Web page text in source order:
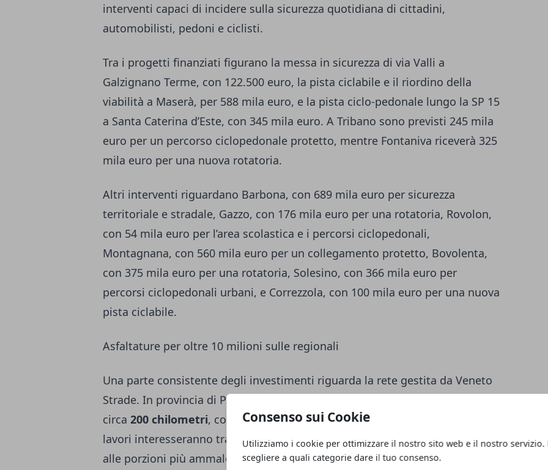
Consenso sui Cookie
Utilizziamo i cookie per ottimizzare il nostro sito web e il nostro servizio.
scegliere a quali categorie dare il tuo consenso.
interventi capaci di incidere sulla sicurezza quotidiana di cittadini,
automobilisti, pedoni e ciclisti.
Tra i progetti finanziati figurano la messa in sicurezza di via Valli a
Galzignano Terme, con 122.500 euro, la pista ciclabile e il riordino della
viabilità a Maserà, per 588 mila euro, e la pista ciclo-pedonale lungo la SP 15
a Santa Caterina d’Este, con 345 mila euro. A Tribano sono previsti 245 mila
euro per un percorso ciclopedonale protetto, mentre Fontaniva riceverà 325
mila euro per una nuova rotatoria.
Altri interventi riguardano Barbona, con 689 mila euro per sicurezza
territoriale e stradale, Gazzo, con 176 mila euro per una rotatoria, Rovolon,
con 54 mila euro per l’area scolastica e i percorsi ciclopedonali,
Montagnana, con 560 mila euro per un collegamento protetto, Bovolenta,
con 375 mila euro per una rotatoria, Solesino, con 366 mila euro per
percorsi ciclopedonali urbani, e Correzzola, con 100 mila euro per una nuova
pista ciclabile.
Asfaltature per oltre 10 milioni sulle regionali
Una parte consistente degli investimenti riguarda la rete gestita da Veneto
Strade. In provincia di Padova sono finanziati interventi di asfaltatura per
circa 200 chilometri, con uno stanziamento superiore a
lavori interesseranno tratti saltuari di diverse strade regionali, con priorità
alle porzioni più ammalorate e maggiormente utilizzate.